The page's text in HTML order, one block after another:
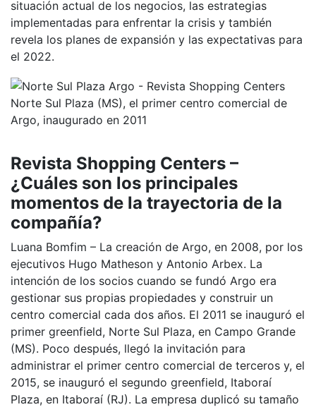
situación actual de los negocios, las estrategias
implementadas para enfrentar la crisis y también
revela los planes de expansión y las expectativas para
el 2022.
Norte Sul Plaza (MS), el primer centro comercial de
Argo, inaugurado en 2011
Revista Shopping Centers –
¿Cuáles son los principales
momentos de la trayectoria de la
compañía?
Luana Bomfim – La creación de Argo, en 2008, por los
ejecutivos Hugo Matheson y Antonio Arbex. La
intención de los socios cuando se fundó Argo era
gestionar sus propias propiedades y construir un
centro comercial cada dos años. El 2011 se inauguró el
primer greenfield, Norte Sul Plaza, en Campo Grande
(MS). Poco después, llegó la invitación para
administrar el primer centro comercial de terceros y, el
2015, se inauguró el segundo greenfield, Itaboraí
Plaza, en Itaboraí (RJ). La empresa duplicó su tamaño